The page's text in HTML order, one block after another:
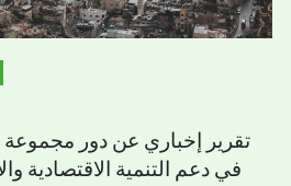
تقرير إخباري عن دور مجموعة
في دعم التنمية الاقتصادية